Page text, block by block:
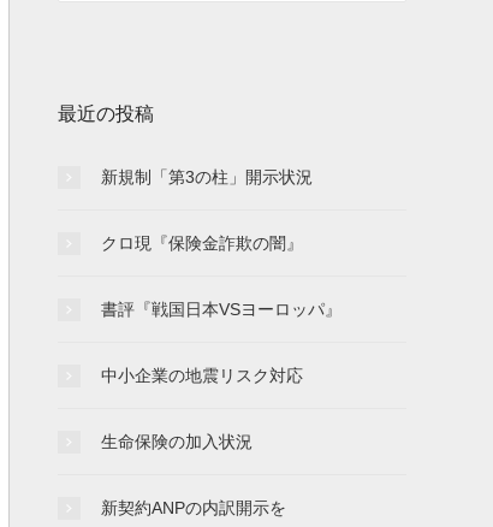
最近の投稿
新規制「第3の柱」開示状況
クロ現『保険金詐欺の闇』
書評『戦国日本VSヨーロッパ』
中小企業の地震リスク対応
生命保険の加入状況
新契約ANPの内訳開示を